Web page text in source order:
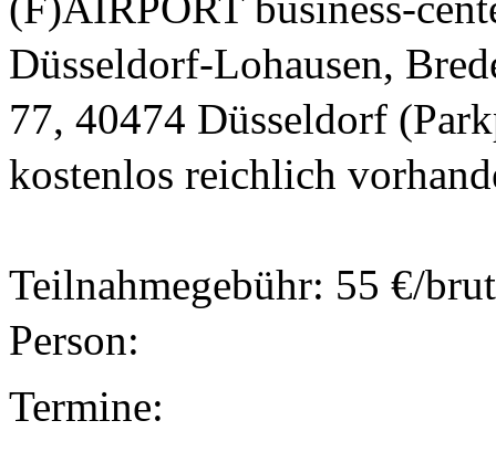
Düsseldorf-Lohausen,
77, 40474 Düsseldorf
kostenlos reichlich
Teilnahmegebühr: 55 €/
Person:
Termine: